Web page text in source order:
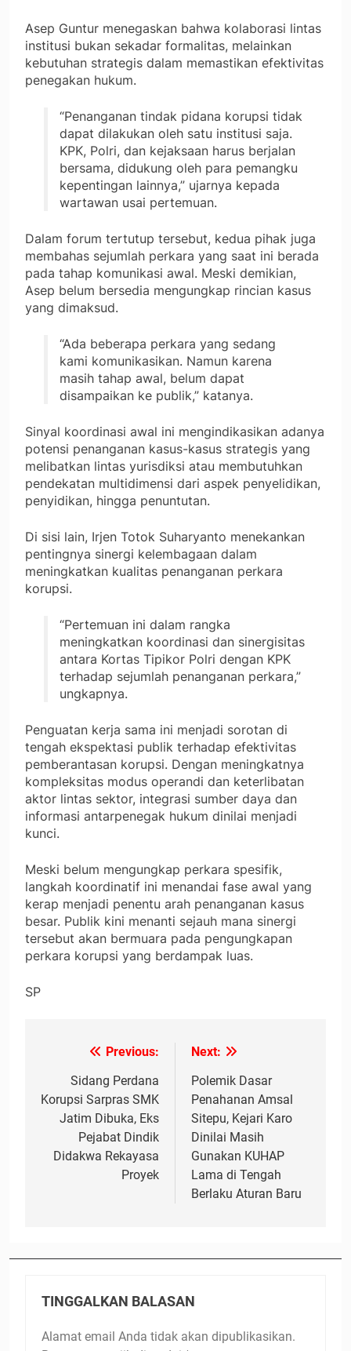
Asep Guntur menegaskan bahwa kolaborasi lintas
institusi bukan sekadar formalitas, melainkan
kebutuhan strategis dalam memastikan efektivitas
penegakan hukum.
“Penanganan tindak pidana korupsi tidak
dapat dilakukan oleh satu institusi saja.
KPK, Polri, dan kejaksaan harus berjalan
bersama, didukung oleh para pemangku
kepentingan lainnya,” ujarnya kepada
wartawan usai pertemuan.
Dalam forum tertutup tersebut, kedua pihak juga
membahas sejumlah perkara yang saat ini berada
pada tahap komunikasi awal. Meski demikian,
Asep belum bersedia mengungkap rincian kasus
yang dimaksud.
“Ada beberapa perkara yang sedang
kami komunikasikan. Namun karena
masih tahap awal, belum dapat
disampaikan ke publik,” katanya.
Sinyal koordinasi awal ini mengindikasikan adanya
potensi penanganan kasus-kasus strategis yang
melibatkan lintas yurisdiksi atau membutuhkan
pendekatan multidimensi dari aspek penyelidikan,
penyidikan, hingga penuntutan.
Di sisi lain, Irjen Totok Suharyanto menekankan
pentingnya sinergi kelembagaan dalam
meningkatkan kualitas penanganan perkara
korupsi.
“Pertemuan ini dalam rangka
meningkatkan koordinasi dan sinergisitas
antara Kortas Tipikor Polri dengan KPK
terhadap sejumlah penanganan perkara,”
ungkapnya.
Penguatan kerja sama ini menjadi sorotan di
tengah ekspektasi publik terhadap efektivitas
pemberantasan korupsi. Dengan meningkatnya
kompleksitas modus operandi dan keterlibatan
aktor lintas sektor, integrasi sumber daya dan
informasi antarpenegak hukum dinilai menjadi
kunci.
Meski belum mengungkap perkara spesifik,
langkah koordinatif ini menandai fase awal yang
kerap menjadi penentu arah penanganan kasus
besar. Publik kini menanti sejauh mana sinergi
tersebut akan bermuara pada pengungkapan
perkara korupsi yang berdampak luas.
SP
Navigasi
pos
Previous:
Sidang Perdana
Korupsi Sarpras SMK
Jatim Dibuka, Eks
Pejabat Dindik
Didakwa Rekayasa
Proyek
Next:
Polemik Dasar
Penahanan Amsal
Sitepu, Kejari Karo
Dinilai Masih
Gunakan KUHAP
Lama di Tengah
Berlaku Aturan Baru
TINGGALKAN BALASAN
Alamat email Anda tidak akan dipublikasikan.